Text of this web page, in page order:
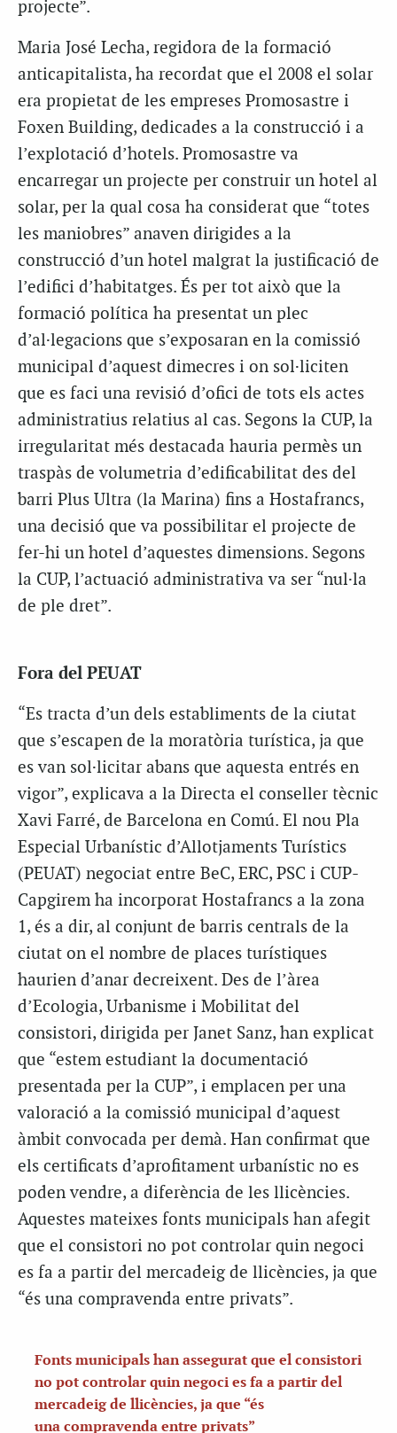
projecte”.
Maria José Lecha, regidora de la formació
anticapitalista, ha recordat que el 2008 el solar
era propietat de les empreses Promosastre i
Foxen Building, dedicades a la construcció i a
l’explotació d’hotels. Promosastre va
encarregar un projecte per construir un hotel al
solar, per la qual cosa ha considerat que “totes
les maniobres” anaven dirigides a la
construcció d’un hotel malgrat la justificació de
l’edifici d’habitatges. És per tot això que la
formació política ha presentat un plec
d’al·legacions que s’exposaran en la comissió
municipal d’aquest dimecres i on sol·liciten
que es faci una revisió d’ofici de tots els actes
administratius relatius al cas. Segons la CUP, la
irregularitat més destacada hauria permès un
traspàs de volumetria d’edificabilitat des del
barri Plus Ultra (la Marina) fins a Hostafrancs,
una decisió que va possibilitar el projecte de
fer-hi un hotel d’aquestes dimensions. Segons
la CUP, l’actuació administrativa va ser “nul·la
de ple dret”.
Fora del PEUAT
“Es tracta d’un dels establiments de la ciutat
que s’escapen de la moratòria turística, ja que
es van sol·licitar abans que aquesta entrés en
vigor”, explicava a la Directa el conseller tècnic
Xavi Farré, de Barcelona en Comú. El nou Pla
Especial Urbanístic d’Allotjaments Turístics
(PEUAT) negociat entre BeC, ERC, PSC i CUP-
Capgirem ha incorporat Hostafrancs a la zona
1, és a dir, al conjunt de barris centrals de la
ciutat on el nombre de places turístiques
haurien d’anar decreixent. Des de l’àrea
d’Ecologia, Urbanisme i Mobilitat del
consistori, dirigida per Janet Sanz, han explicat
que “estem estudiant la documentació
presentada per la CUP”, i emplacen per una
valoració a la comissió municipal d’aquest
àmbit convocada per demà. Han confirmat que
els certificats d’aprofitament urbanístic no es
poden vendre, a diferència de les llicències.
Aquestes mateixes fonts municipals han afegit
que el consistori no pot controlar quin negoci
es fa a partir del mercadeig de llicències, ja que
“és una compravenda entre privats”.
Fonts municipals han assegurat que el consistori
no pot controlar quin negoci es fa a partir del
mercadeig de llicències, ja que “és
una compravenda entre privats”